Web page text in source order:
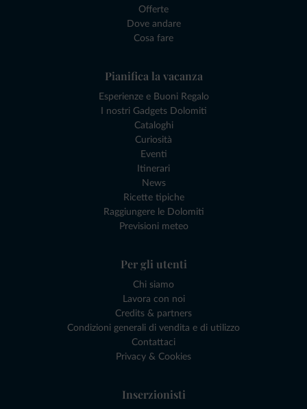
Offerte
Dove andare
Cosa fare
Pianifica la vacanza
Esperienze e Buoni Regalo
I nostri Gadgets Dolomiti
Cataloghi
Curiosità
Eventi
Itinerari
News
Ricette tipiche
Raggiungere le Dolomiti
Previsioni meteo
Per gli utenti
Chi siamo
Lavora con noi
Credits & partners
Condizioni generali di vendita e di utilizzo
Contattaci
Privacy & Cookies
Inserzionisti